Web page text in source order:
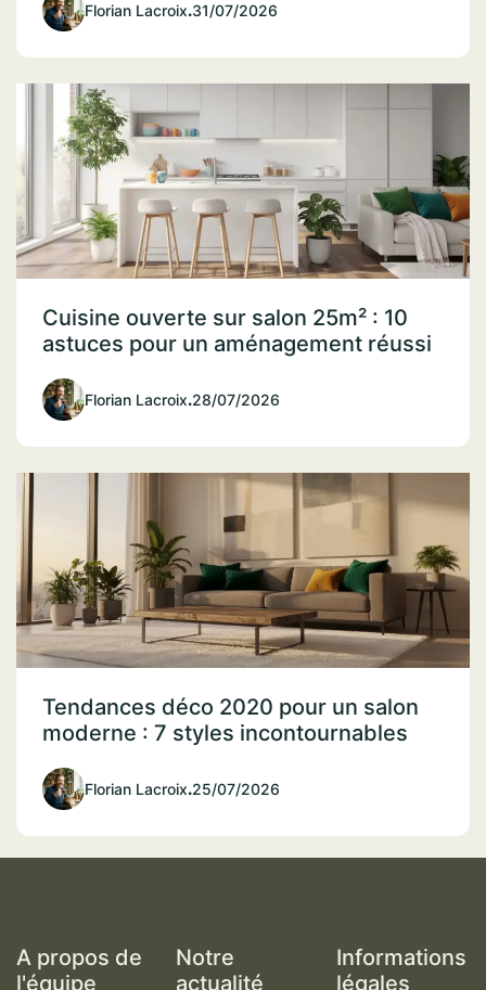
Florian Lacroix.31/07/2026
Cuisine ouverte sur salon 25m² : 10
astuces pour un aménagement réussi
Florian Lacroix.28/07/2026
Tendances déco 2020 pour un salon
moderne : 7 styles incontournables
Florian Lacroix.25/07/2026
A propos de
l'équipe
Notre
actualité
Informations
légales